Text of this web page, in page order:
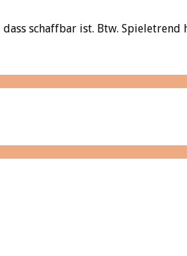
dass schaffbar ist. Btw.